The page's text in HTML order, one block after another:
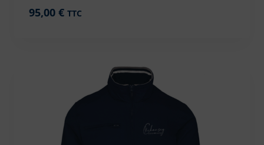
95,00 € TTC